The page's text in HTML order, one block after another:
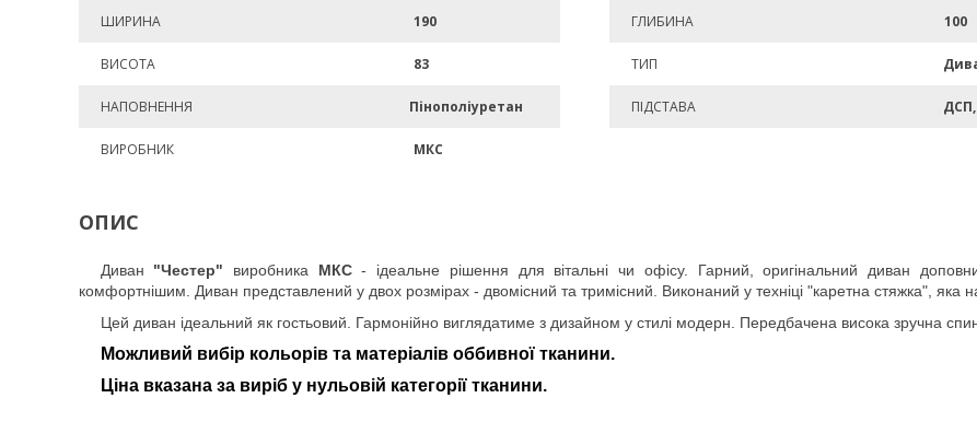
ШИРИНА 190 ГЛИБИНА 100
ВИСОТА 83 ТИП
НАПОВНЕННЯ Пінополіуретан ПІДСТАВА
ВИРОБНИК МКС
ОПИС
Диван "Честер" виробника МКС- ідеальне рішення для вітальні чи офісу. Гарний, оригінальний диван
комфортнішим. Диван представлений у двох розмірах - двомісний та тримісний. Виконаний у техніці "каретна стяжка", яка
Цей диван ідеальний як гостьовий. Гармонійно виглядатиме з дизайном у стилі модерн. Передбачена висока зручна
Можливий вибір кольорів та матеріалів оббивної тканини.
Ціна вказана за виріб у нульовій категорії тканини.